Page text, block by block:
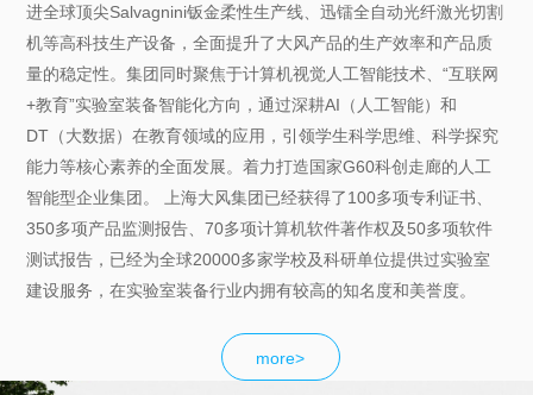
进全球顶尖Salvagnini钣金柔性生产线、迅镭全自动光纤激光切割
机等高科技生产设备，全面提升了大风产品的生产效率和产品质
量的稳定性。集团同时聚焦于计算机视觉人工智能技术、“互联网
+教育”实验室装备智能化方向，通过深耕AI（人工智能）和
DT（大数据）在教育领域的应用，引领学生科学思维、科学探究
能力等核心素养的全面发展。着力打造国家G60科创走廊的人工
智能型企业集团。 上海大风集团已经获得了100多项专利证书、
350多项产品监测报告、70多项计算机软件著作权及50多项软件
测试报告，已经为全球20000多家学校及科研单位提供过实验室
建设服务，在实验室装备行业内拥有较高的知名度和美誉度。
more>